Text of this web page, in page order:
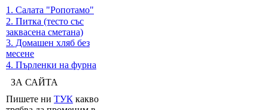
1. Салата "Ропотамо"
2. Питка (тесто със
заквасена сметана)
3. Домашен хляб без
месене
4. Пърленки на фурна
ЗА САЙТА
Пишете ни ТУК какво